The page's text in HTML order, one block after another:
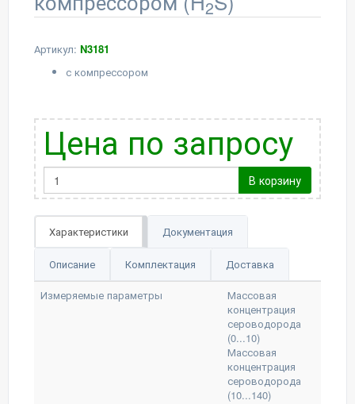
2
Артикул: N3181
с компрессором
Цена по запросу
В корзину
Характеристики Документация
Описание Комплектация Доставка
Измеряемые параметры
Массовая
концентрация
сероводорода
(0...10)
Массовая
концентрация
сероводорода
(10...140)